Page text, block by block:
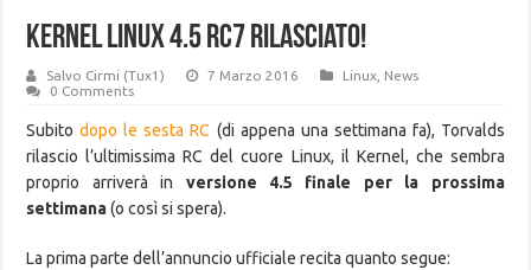
Kernel linux 4.5 RC7 rilasciato!
Salvo Cirmi (Tux1) 7 Marzo 2016 Linux News
0 Comments
Subitodopo le sesta RC (di appena una settimana fa), Torvalds
rilascio l’ultimissima RC del cuore Linux, il Kernel, che sembra
proprio arriverà in versione 4.5 finale per la prossima
settimana(o così si spera).
La prima parte dell’annuncio ufficiale recita quanto segue: